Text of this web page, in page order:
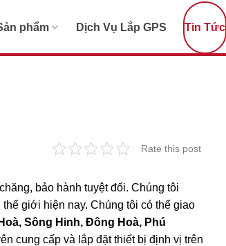
phẩm Dịch Vụ Lắp GPS Tin Tức
Rate this post
bảo hành tuyệt đối. Chúng tôi
giới hiện nay. Chúng tôi có thể giao
Sông Hinh, Đông Hoà, Phú
cung cấp và lắp đặt thiết bị định vị trên